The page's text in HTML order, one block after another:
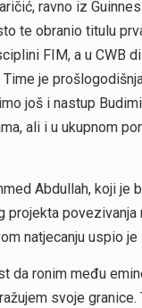
ravno iz
te obranio titulu
FIM, a u CWB
je
još i nastup
ali i u ukupnom
Abdullah, koji je
natjecanju uspio
da ronim među
svoje granice.